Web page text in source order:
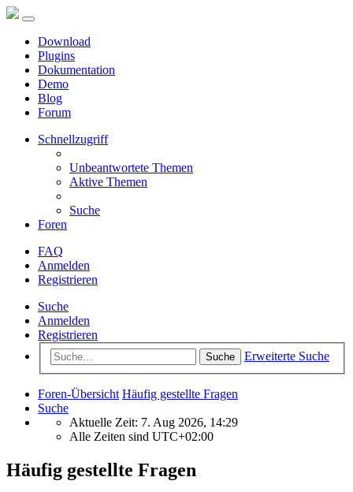
Download
Plugins
Dokumentation
Demo
Blog
Forum
Schnellzugriff
Unbeantwortete Themen
Aktive Themen
Suche
Foren
FAQ
Anmelden
Registrieren
Suche
Anmelden
Registrieren
Suche Erweiterte Suche
Foren-Übersicht Häufig gestellte Fragen
Suche
Aktuelle Zeit: 7. Aug 2026, 14:29
Alle Zeiten sind UTC+02:00
Häufig gestellte Fragen